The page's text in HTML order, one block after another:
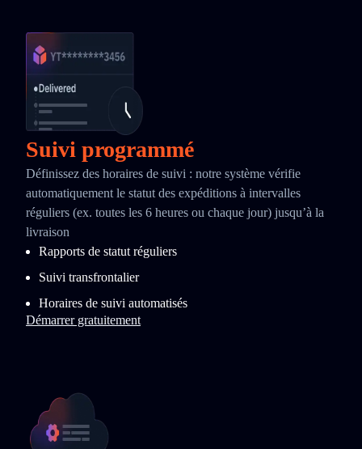
Suivi programmé
Définissez des horaires de suivi : notre système vérifie
automatiquement le statut des expéditions à intervalles
réguliers (ex. toutes les 6 heures ou chaque jour) jusqu’à la
livraison
Rapports de statut réguliers
Suivi transfrontalier
Horaires de suivi automatisés
Démarrer gratuitement